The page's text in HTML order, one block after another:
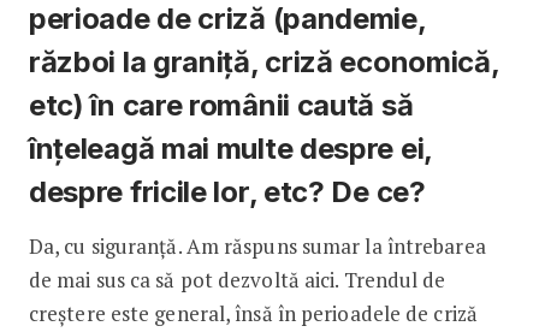
perioade de criză (pandemie,
război la graniță, criză economică,
etc) în care românii caută să
înțeleagă mai multe despre ei,
despre fricile lor, etc? De ce?
Da, cu siguranță. Am răspuns sumar la întrebarea
de mai sus ca să pot dezvoltă aici. Trendul de
creștere este general, însă în perioadele de criză